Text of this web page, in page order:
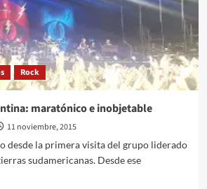
Rock
maratónico e inobjetable
11 noviembre, 2015
desde la primera visita del grupo liderado
sudamericanas. Desde ese